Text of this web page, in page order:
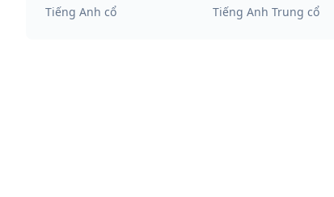
Tiếng Anh cổ
Tiếng Anh Trung cổ